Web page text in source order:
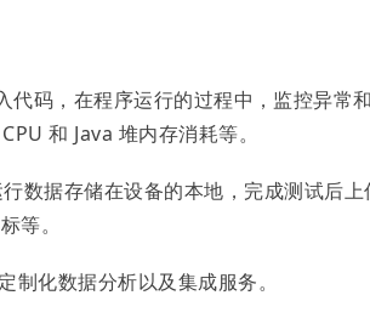
码，在程序运行的过程中，监控异常
和 Java 堆内存消耗等。
数据存储在设备的本地，完成测试后上
等。
制化数据分析以及集成服务。